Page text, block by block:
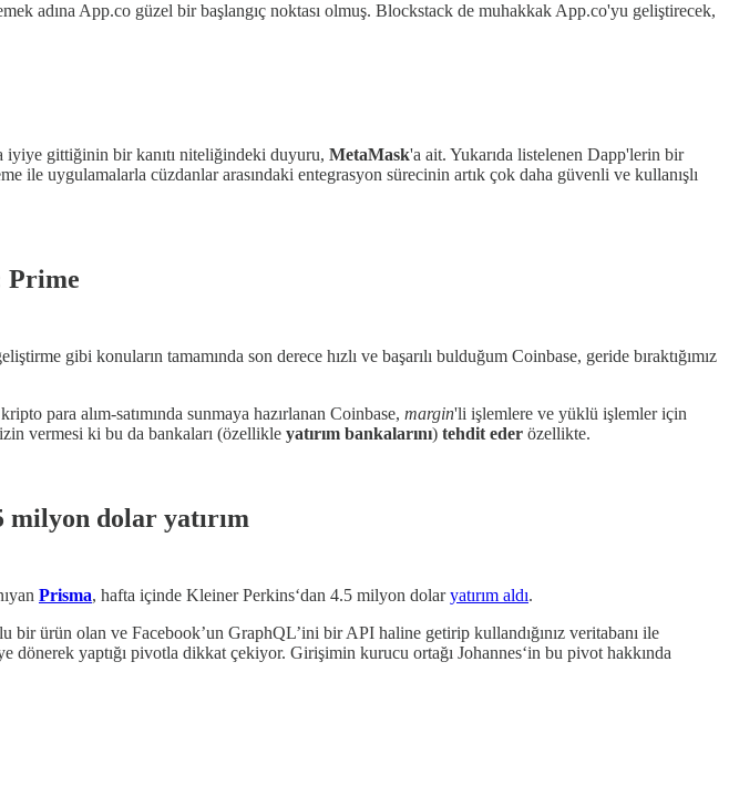
adına App.co güzel bir başlangıç noktası olmuş. Blockstack de muhakkak App.co'yu geliştirecek,
iyiye gittiğinin bir kanıtı niteliğindeki duyuru, MetaMask'a ait. Yukarıda listelenen Dapp'lerin bir
ile uygulamalarla cüzdanlar arasındaki entegrasyon sürecinin artık çok daha güvenli ve kullanışlı
Prime
gibi konuların tamamında son derece hızlı ve başarılı bulduğum Coinbase, geride bıraktığımız
para alım-satımında sunmaya hazırlanan Coinbase, margin'li işlemlere ve yüklü işlemler için
vermesi ki bu da bankaları (özellikle yatırım bankalarını) tehdit eder özellikte.
milyon dolar yatırım
Prisma, hafta içinde Kleiner Perkins‘dan 4.5 milyon dolaryatırım aldı.
bir ürün olan ve Facebook’un GraphQL’ini bir API haline getirip kullandığınız veritabanı ile
yaptığı pivotla dikkat çekiyor. Girişimin kurucu ortağı Johannes‘in bu pivot hakkında